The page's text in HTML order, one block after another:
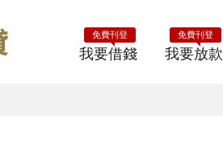
我要借錢
免費刊登
我要放款
免費刊登